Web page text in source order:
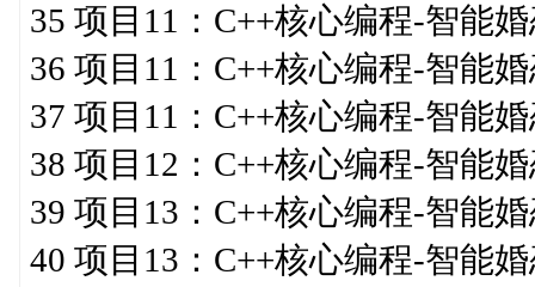
35 项目11：C++核心编程-智能
36 项目11：C++核心编程-智能
37 项目11：C++核心编程-智能
38 项目12：C++核心编程-智能
39 项目13：C++核心编程-智能
40 项目13：C++核心编程-智能